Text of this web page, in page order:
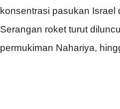
konsentrasi pasukan Israel
Serangan roket turut
permukiman Nahariya,